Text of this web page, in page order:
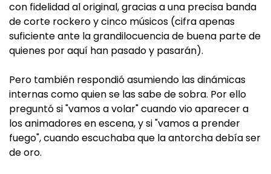
con fidelidad al original, gracias a una precisa banda
de corte rockero y cinco músicos (cifra apenas
suficiente ante la grandilocuencia de buena parte de
quienes por aquí han pasado y pasarán).
Pero también respondió asumiendo las dinámicas
internas como quien se las sabe de sobra. Por ello
preguntó si "vamos a volar" cuando vio aparecer a
los animadores en escena, y si "vamos a prender
fuego", cuando escuchaba que la antorcha debía ser
de oro.